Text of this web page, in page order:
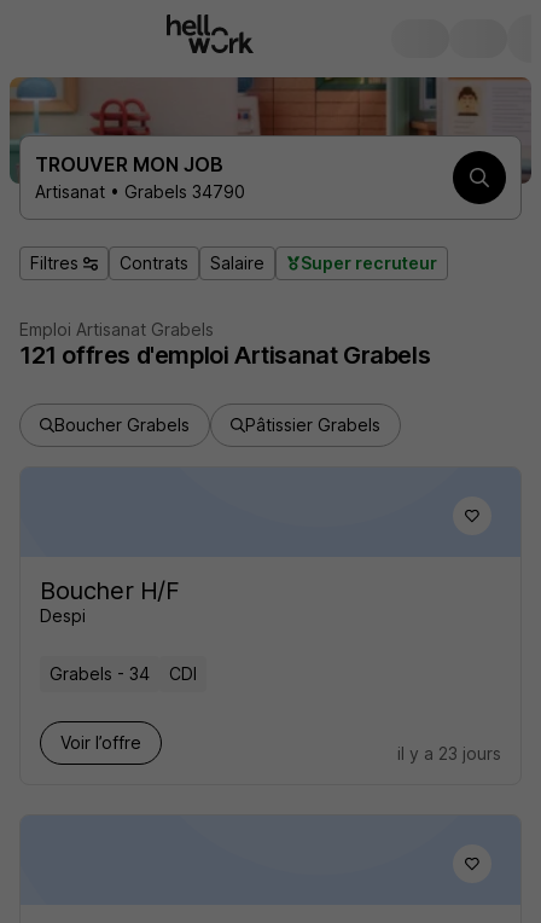
TROUVER MON JOB
Artisanat • Grabels 34790
Filtres Contrats Salaire Super recruteur
Emploi Artisanat Grabels
121 offres d'emploi Artisanat Grabels
Boucher Grabels Pâtissier Grabels
Boucher H/F
Despi
Grabels - 34 CDI
Voir l’offre
il y a 23 jours